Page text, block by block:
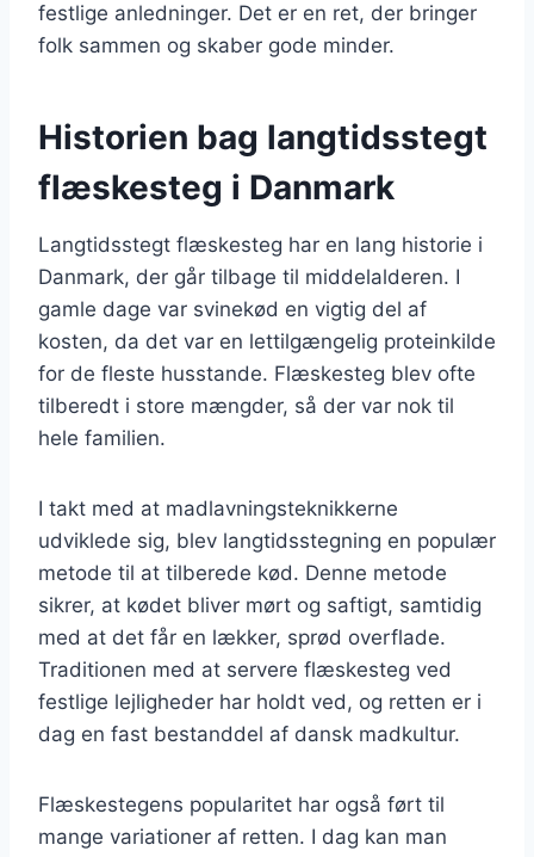
festlige anledninger. Det er en ret, der bringer
folk sammen og skaber gode minder.
Historien bag langtidsstegt
flæskesteg i Danmark
Langtidsstegt flæskesteg har en lang historie i
Danmark, der går tilbage til middelalderen. I
gamle dage var svinekød en vigtig del af
kosten, da det var en lettilgængelig proteinkilde
for de fleste husstande. Flæskesteg blev ofte
tilberedt i store mængder, så der var nok til
hele familien.
I takt med at madlavningsteknikkerne
udviklede sig, blev langtidsstegning en populær
metode til at tilberede kød. Denne metode
sikrer, at kødet bliver mørt og saftigt, samtidig
med at det får en lækker, sprød overflade.
Traditionen med at servere flæskesteg ved
festlige lejligheder har holdt ved, og retten er i
dag en fast bestanddel af dansk madkultur.
Flæskestegens popularitet har også ført til
mange variationer af retten. I dag kan man